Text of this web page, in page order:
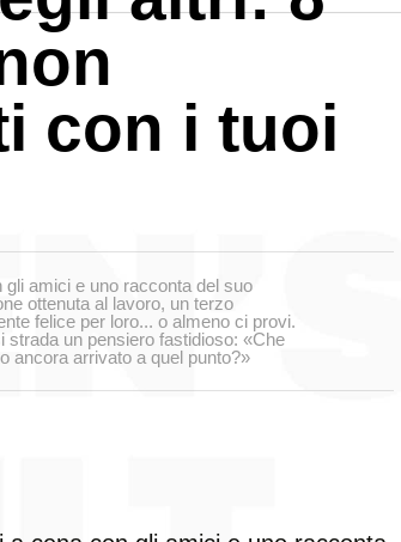
con i tuoi
amici e uno racconta del suo
ottenuta al lavoro, un terzo
felice per loro... o almeno ci provi.
strada un pensiero fastidioso: «Che
ancora arrivato a quel punto?»